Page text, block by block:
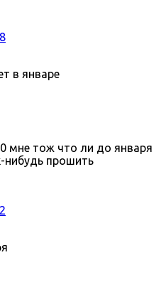
в январе
мне тож что ли до января
прошить